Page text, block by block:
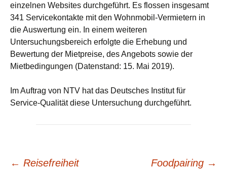
einzelnen Websites durchgeführt. Es flossen insgesamt
341 Servicekontakte mit den Wohnmobil-Vermietern in
die Auswertung ein. In einem weiteren
Untersuchungsbereich erfolgte die Erhebung und
Bewertung der Mietpreise, des Angebots sowie der
Mietbedingungen (Datenstand: 15. Mai 2019).
Im Auftrag von NTV hat das Deutsches Institut für
Service-Qualität diese Untersuchung durchgeführt.
← Reisefreiheit Foodpairing →